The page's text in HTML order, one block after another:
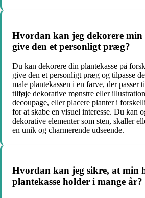
Hvordan kan jeg dekorere min
give den et personligt præg?
Du kan dekorere din plantekasse på
give den et personligt præg og tilpasse
male plantekassen i en farve, der passer
tilføje dekorative mønstre eller
decoupage, eller placere planter i
for at skabe en visuel interesse. Du kan
dekorative elementer som sten, skaller
en unik og charmerende udseende.
Hvordan kan jeg sikre, at min
plantekasse holder i mange år?